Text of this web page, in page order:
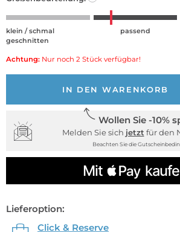
klein / schmal
geschnitten
passend
Achtung: Nur noch 2 Stück verfügbar!
IN DEN WARENKORB
Wollen Sie -10%
Melden Sie sich jetzt für den
Beachten Sie die
Lieferoption:
Click & Reserve